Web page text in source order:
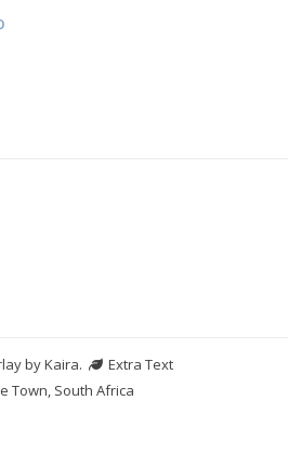
byKaira.
Extra Text
Town, South Africa